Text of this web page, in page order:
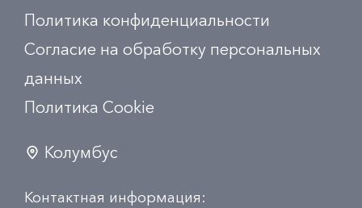
Политика конфиденциальности
Согласие на обработку персональных
данных
Политика Сookie
Колумбус
Контактная информация: